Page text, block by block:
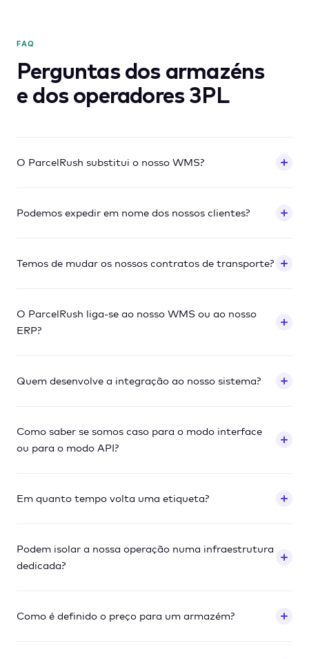
FAQ
Perguntas dos armazéns
e dos operadores 3PL
O ParcelRush substitui o nosso WMS?
Podemos expedir em nome dos nossos clientes?
Temos de mudar os nossos contratos de transporte?
O ParcelRush liga-se ao nosso WMS ou ao nosso
ERP?
Quem desenvolve a integração ao nosso sistema?
Como saber se somos caso para o modo interface
ou para o modo API?
Em quanto tempo volta uma etiqueta?
Podem isolar a nossa operação numa infraestrutura
dedicada?
Como é definido o preço para um armazém?